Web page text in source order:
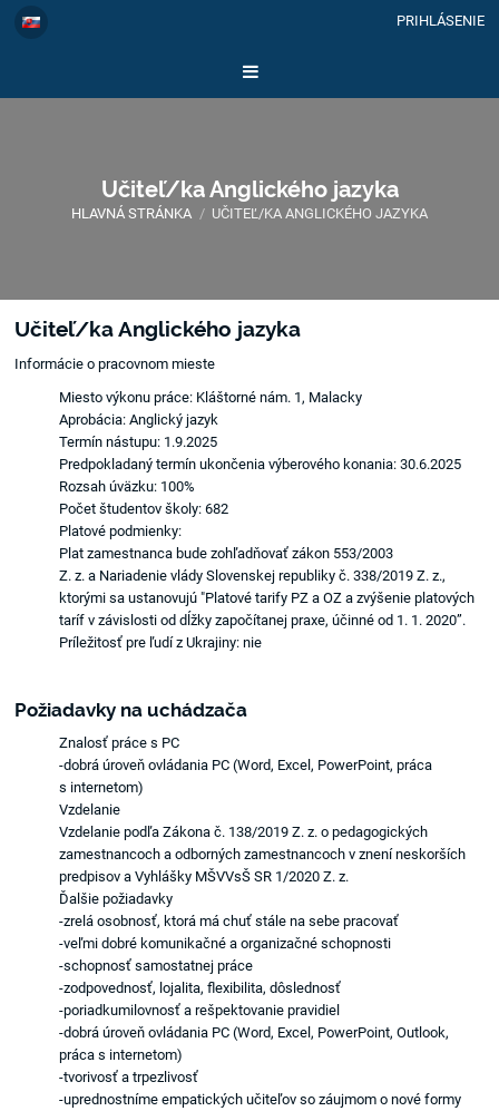
PRIHLÁSENIE
Učiteľ/ka Anglického jazyka
HLAVNÁ STRÁNKA / UČITEĽ/KA ANGLICKÉHO JAZYKA
Učiteľ/ka
Anglického
jazyka
Učiteľ/ka Anglického jazyka
Informácie o pracovnom mieste
Miesto výkonu práce: Kláštorné nám. 1, Malacky
Aprobácia: Anglický jazyk
Termín nástupu: 1.9.2025
Predpokladaný termín ukončenia výberového konania: 30.6.2025
Rozsah úväzku: 100%
Počet študentov školy: 682
Platové podmienky:
Plat zamestnanca bude zohľadňovať zákon 553/2003
Z. z. a Nariadenie vlády Slovenskej republiky č. 338/2019 Z. z.,
ktorými sa ustanovujú "Platové tarify PZ a OZ a zvýšenie platových
taríf v závislosti od dĺžky započítanej praxe, účinné od 1. 1. 2020”.
Príležitosť pre ľudí z Ukrajiny: nie
Požiadavky na uchádzača
Znalosť práce s PC
-dobrá úroveň ovládania PC (Word, Excel, PowerPoint, práca
s internetom)
Vzdelanie
Vzdelanie podľa Zákona č. 138/2019 Z. z. o pedagogických
zamestnancoch a odborných zamestnancoch v znení neskorších
predpisov a Vyhlášky MŠVVsŠ SR 1/2020 Z. z.
Ďalšie požiadavky
-zrelá osobnosť, ktorá má chuť stále na sebe pracovať
-veľmi dobré komunikačné a organizačné schopnosti
-schopnosť samostatnej práce
-zodpovednosť, lojalita, flexibilita, dôslednosť
-poriadkumilovnosť a rešpektovanie pravidiel
-dobrá úroveň ovládania PC (Word, Excel, PowerPoint, Outlook,
práca s internetom)
-tvorivosť a trpezlivosť
-uprednostníme empatických učiteľov so záujmom o nové formy